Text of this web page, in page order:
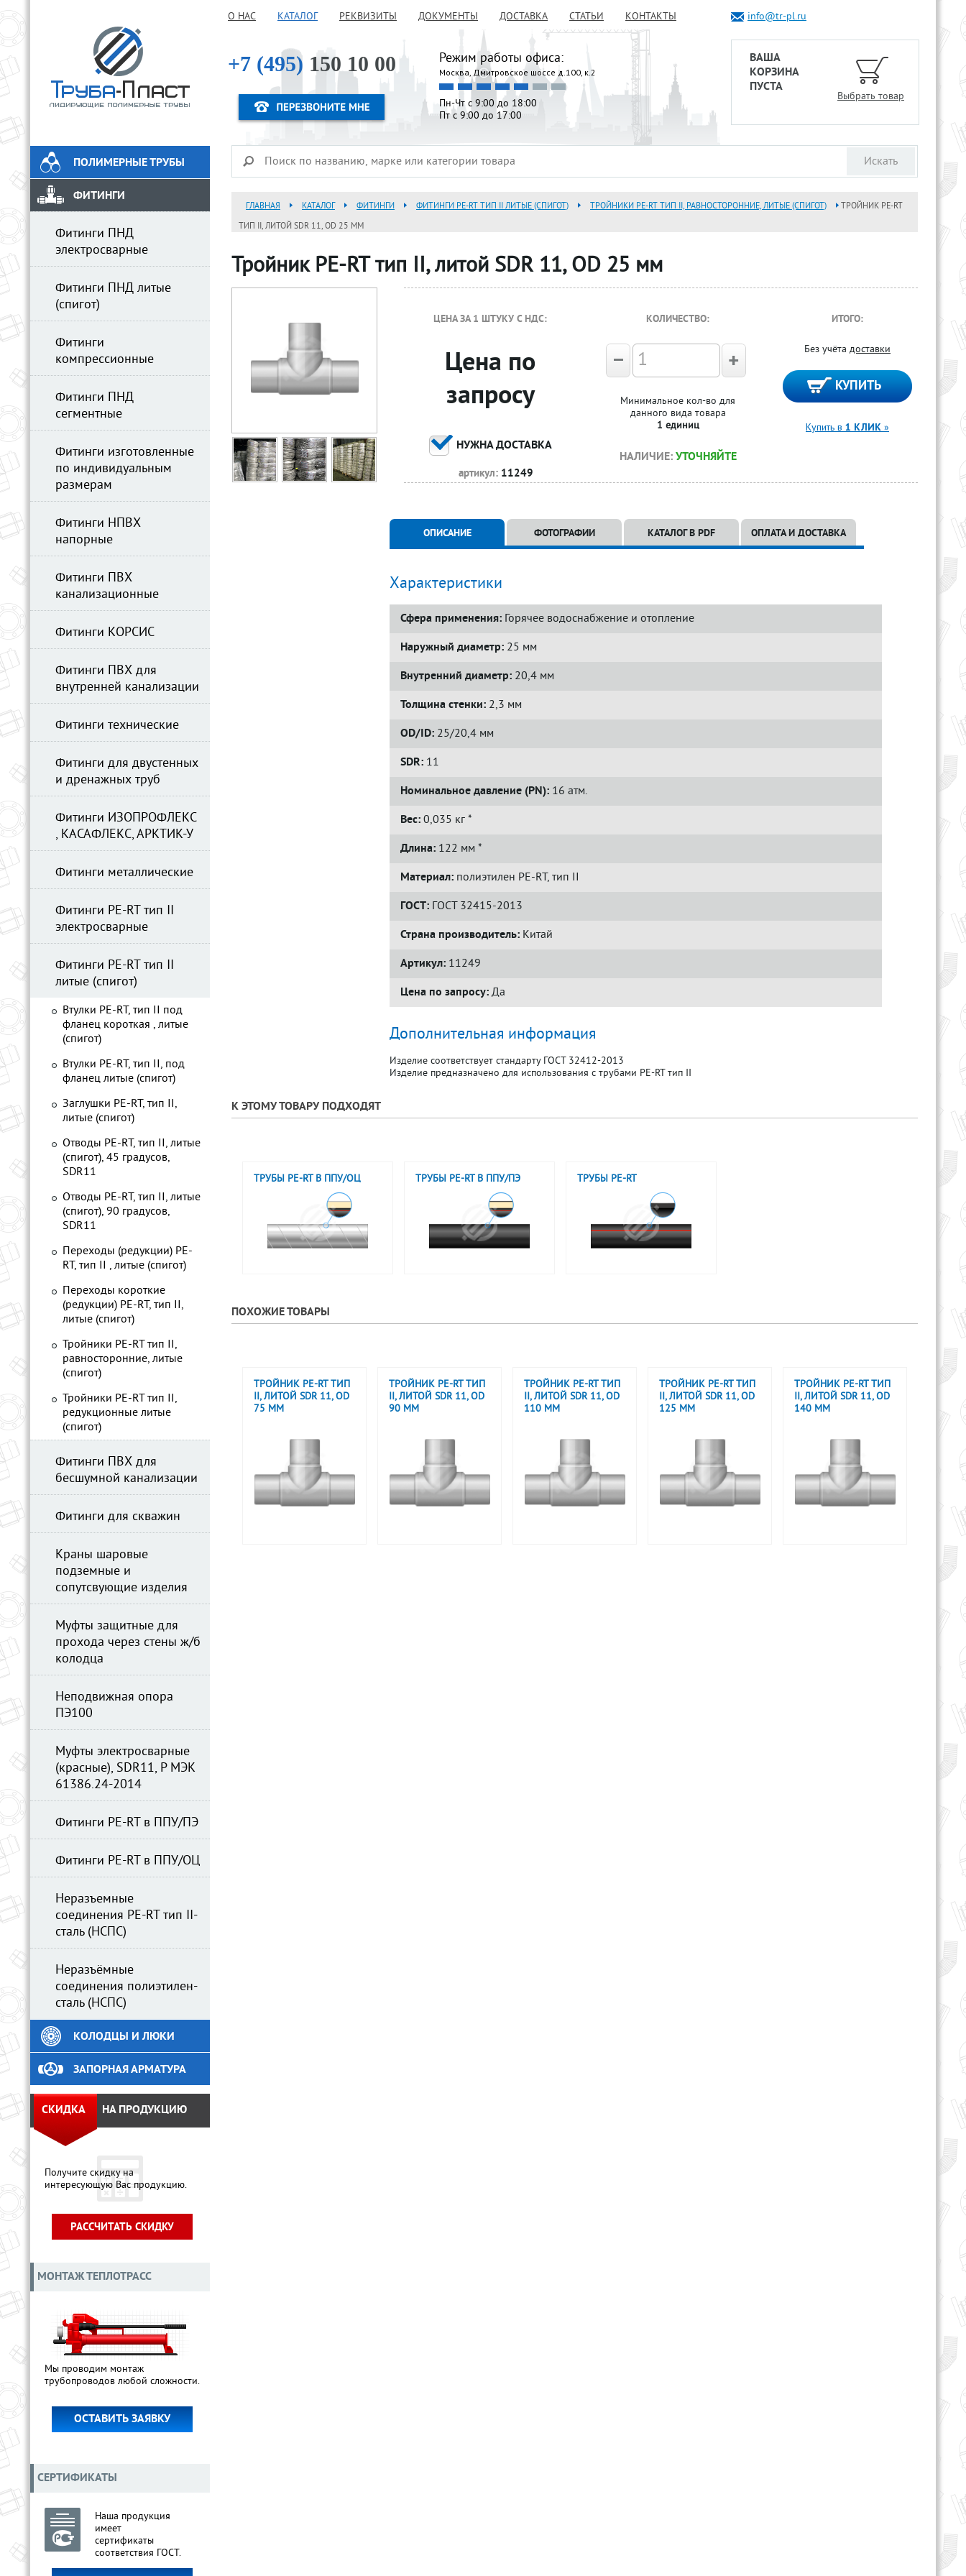
info@tr-pl.ru
ВАША
КОРЗИНА
ПУСТА
Выбрать товар
О НАС КАТАЛОГ РЕКВИЗИТЫ ДОКУМЕНТЫ ДОСТАВКА СТАТЬИ КОНТАКТЫ
+7 (495) 150 10 00 Режим работы офиса:
Москва, Дмитровское шоссе д.100, к.2
Пн-Чт с 9:00 до 18:00
Пт с 9:00 до 17:00
ГЛАВНАЯ КАТАЛОГ ФИТИНГИ ФИТИНГИ PE-RT ТИП II ЛИТЫЕ (СПИГОТ) ТРОЙНИКИ PE-RT ТИП II, РАВНОСТОРОННИЕ, ЛИТЫЕ (СПИГОТ)
ТРОЙНИК PE-RT
ТИП II, ЛИТОЙ SDR 11, OD 25 ММ
Тройник PE-RT тип II, литой SDR 11, OD 25 мм
ЦЕНА ЗА 1 ШТУКУ С НДС:
Цена по
запросу
НУЖНА ДОСТАВКА
артикул: 11249
КОЛИЧЕСТВО:
Минимальное кол-во для
данного вида товара
1 единиц
НАЛИЧИЕ: УТОЧНЯЙТЕ
ИТОГО:
Без учёта доставки
Купить в 1 КЛИК »
ОПИСАНИЕ ФОТОГРАФИИ КАТАЛОГ В PDF ОПЛАТА И ДОСТАВКА
Характеристики
Сфера применения: Горячее водоснабжение и отопление
Наружный диаметр: 25 мм
Внутренний диаметр: 20,4 мм
Толщина стенки: 2,3 мм
OD/ID: 25/20,4 мм
SDR: 11
Номинальное давление (PN): 16 атм.
Вес: 0,035 кг *
Длина: 122 мм *
Материал: полиэтилен PE-RT, тип II
ГОСТ: ГОСТ 32415-2013
Страна производитель: Китай
Артикул: 11249
Цена по запросу: Да
Дополнительная информация
Изделие соответствует стандарту ГОСТ 32412-2013
Изделие предназначено для использования с трубами PE-RT тип II
К ЭТОМУ ТОВАРУ ПОДХОДЯТ
ТРУБЫ PE-RT В ППУ/ОЦ ТРУБЫ PE-RT В ППУ/ПЭ ТРУБЫ PE-RT
ПОХОЖИЕ ТОВАРЫ
ТРОЙНИК PE-RT ТИП
II, ЛИТОЙ SDR 11, OD
75 ММ
ТРОЙНИК PE-RT ТИП
II, ЛИТОЙ SDR 11, OD
90 ММ
ТРОЙНИК PE-RT ТИП
II, ЛИТОЙ SDR 11, OD
110 ММ
ТРОЙНИК PE-RT ТИП
II, ЛИТОЙ SDR 11, OD
125 ММ
ТРОЙНИК PE-RT ТИП
II, ЛИТОЙ SDR 11, OD
140 ММ
ПОЛИМЕРНЫЕ ТРУБЫ
ФИТИНГИ
Фитинги ПНД
электросварные
Фитинги ПНД литые
(спигот)
Фитинги
компрессионные
Фитинги ПНД
сегментные
Фитинги изготовленные
по индивидуальным
размерам
Фитинги НПВХ
напорные
Фитинги ПВХ
канализационные
Фитинги КОРСИС
Фитинги ПВХ для
внутренней канализации
Фитинги технические
Фитинги для двустенных
и дренажных труб
Фитинги ИЗОПРОФЛЕКС
, КАСАФЛЕКС, АРКТИК-У
Фитинги металлические
Фитинги PE-RT тип II
электросварные
Фитинги PE-RT тип II
литые (спигот)
Втулки PE-RT, тип II под
фланец короткая , литые
(спигот)
Втулки PE-RT, тип II, под
фланец литые (спигот)
Заглушки PE-RT, тип II,
литые (спигот)
Отводы PE-RT, тип II, литые
(спигот), 45 градусов,
SDR11
Отводы PE-RT, тип II, литые
(спигот), 90 градусов,
SDR11
Переходы (редукции) PE-
RT, тип II , литые (спигот)
Переходы короткие
(редукции) PE-RT, тип II,
литые (спигот)
Тройники PE-RT тип II,
равносторонние, литые
(спигот)
Тройники PE-RT тип II,
редукционные литые
(спигот)
Фитинги ПВХ для
бесшумной канализации
Фитинги для скважин
Краны шаровые
подземные и
сопутсвующие изделия
Муфты защитные для
прохода через стены ж/б
колодца
Неподвижная опора
ПЭ100
Муфты электросварные
(красные), SDR11, Р МЭК
61386.24-2014
Фитинги PE-RT в ППУ/ПЭ
Фитинги PE-RT в ППУ/ОЦ
Неразъемные
соединения PE-RT тип II-
сталь (НСПС)
Неразъёмные
соединения полиэтилен-
сталь (НСПС)
КОЛОДЦЫ И ЛЮКИ
ЗАПОРНАЯ АРМАТУРА
Получите скидку на
интересующую Вас продукцию.
СКИДКА НА ПРОДУКЦИЮ
РАССЧИТАТЬ СКИДКУ
МОНТАЖ ТЕПЛОТРАСС
Мы проводим монтаж
трубопроводов любой сложности.
ОСТАВИТЬ ЗАЯВКУ
СЕРТИФИКАТЫ
Наша продукция
имеет
сертификаты
соответствия ГОСТ.